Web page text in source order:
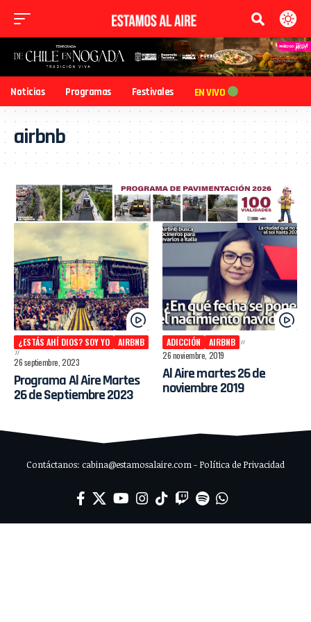
Noticias Programas Festivales EN VIVO
airbnb
¿ESTÁS AHÍ DIOS? SOY YO
AIRBNB
26 septiembre, 2023
Programa Al Aire Martes
26 de Septiembre 2023
ADICCIÓN
AIRBNB
26 noviembre, 2019
Al Aire martes 26 de
noviembre 2019
Contáctanos: cabina@estamosalaire.com - Política de Privacidad